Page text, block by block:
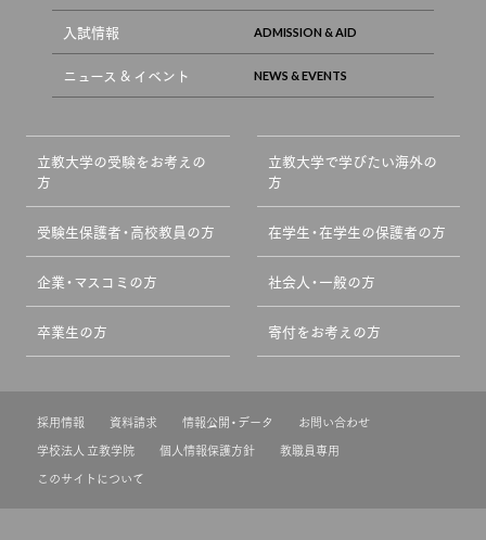
入試情報
ニュース & イベント
立教大学の受験をお考えの
方
立教大学で学びたい海外の
方
受験生保護者・高校教員の方 在学生・在学生の保護者の方
企業・マスコミの方 社会人・一般の方
卒業生の方 寄付をお考えの方
採用情報 資料請求 情報公開・データ
お問い合わせ
学校法人 立教学院
個人情報保護方針
教職員専用
このサイトについて